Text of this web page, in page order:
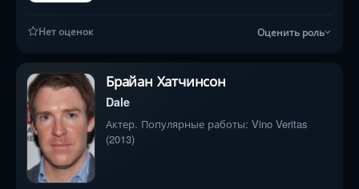
Нет оценок Оценить роль
Брайан Хатчинсон
Dale
Актер. Популярные работы: Vino Veritas
(2013)